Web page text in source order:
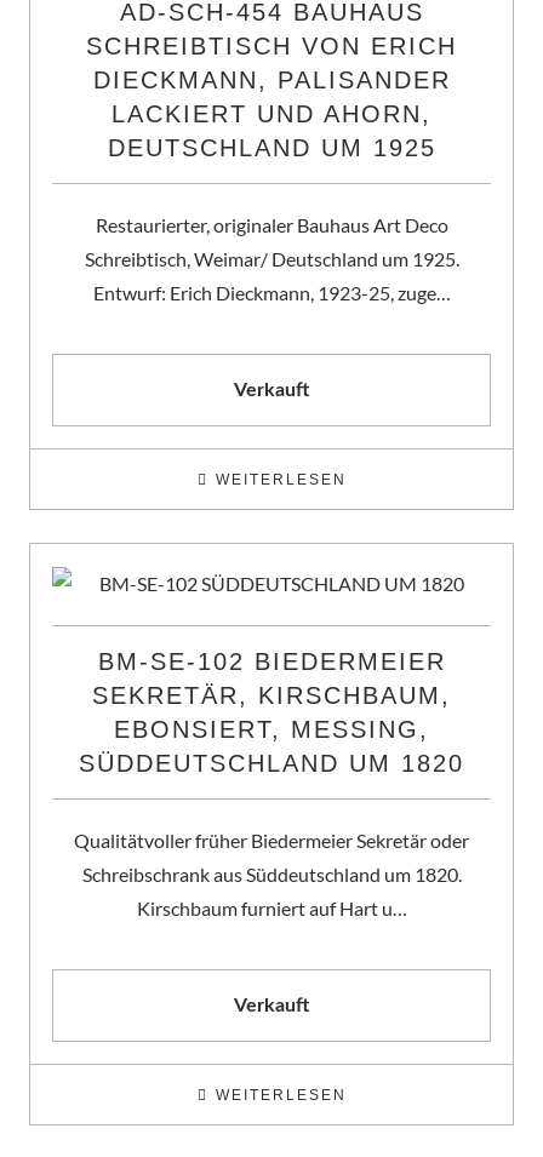
AD-SCH-454 BAUHAUS
SCHREIBTISCH VON ERICH
DIECKMANN, PALISANDER
LACKIERT UND AHORN,
DEUTSCHLAND UM 1925
Restaurierter, originaler Bauhaus Art Deco
Schreibtisch, Weimar/ Deutschland um 1925.
Entwurf: Erich Dieckmann, 1923-25, zuge…
Verkauft
WEITERLESEN
BM-SE-102 BIEDERMEIER
SEKRETÄR, KIRSCHBAUM,
EBONSIERT, MESSING,
SÜDDEUTSCHLAND UM 1820
Qualitätvoller früher Biedermeier Sekretär oder
Schreibschrank aus Süddeutschland um 1820.
Kirschbaum furniert auf Hart u…
Verkauft
WEITERLESEN